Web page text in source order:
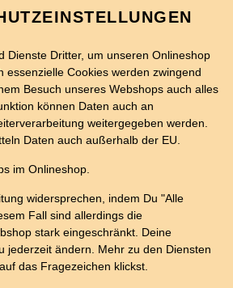
SCHNITZEL
PIZZA
Dienste Dritter, um unseren Onlineshop
essenzielle Cookies werden zwingend
Besuch unseres Webshops auch alles
können Daten auch an
weitergegeben werden.
Daten auch außerhalb der EU.
im Onlineshop.
widersprechen, indem Du "Alle
Fall sind allerdings die
stark eingeschränkt. Deine
jederzeit ändern. Mehr zu den Diensten
das Fragezeichen klickst.